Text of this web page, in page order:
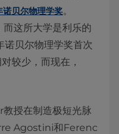
贝尔物理学奖。
这所大学是利乐的
诺贝尔物理学奖首次
较少，而现在，
授在制造极短光脉
Agostini和Ferenc